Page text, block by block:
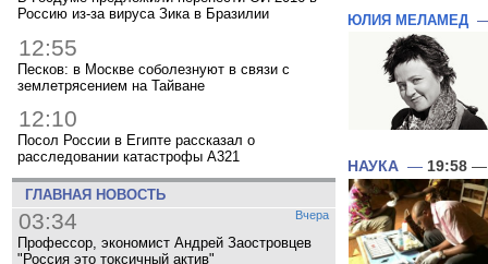
Россию из-за вируса Зика в Бразилии
12:55
Песков: в Москве соболезнуют в связи с
землетрясением на Тайване
12:10
Посол России в Египте рассказал о
расследовании катастрофы A321
ГЛАВНАЯ НОВОСТЬ
Вчера
03:34
Профессор, экономист Андрей Заостровцев
"Россия это токсичный актив"
ЮЛИЯ МЕЛАМЕД
НАУКА — 19:58 —